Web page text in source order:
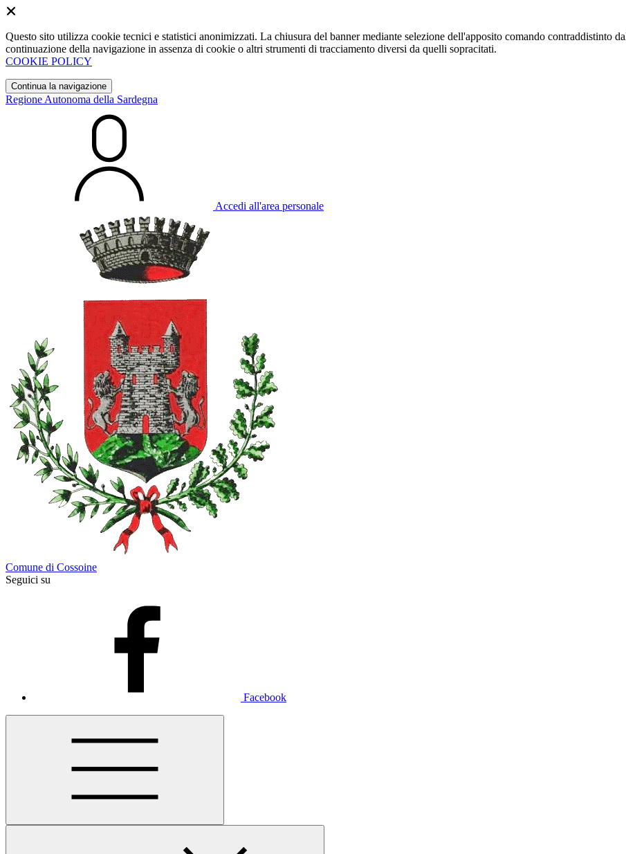
Questo sito utilizza cookie tecnici e statistici anonimizzati. La chiusura del banner mediante selezione dell'apposito comando contraddistinto
continuazione della navigazione in assenza di cookie o altri strumenti di tracciamento diversi da quelli sopracitati.
COOKIE POLICY
Continua la navigazione
Regione Autonoma della Sardegna
Accedi all'area personale
Comune di Cossoine
Seguici su
Facebook